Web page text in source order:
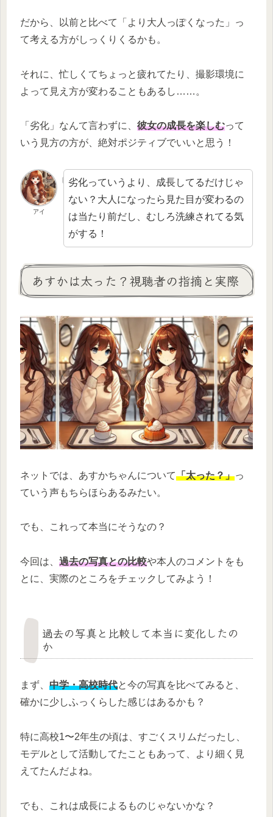
だから、以前と比べて「より大人っぽくなった」っ
て考える方がしっくりくるかも。
それに、忙しくてちょっと疲れてたり、撮影環境に
よって見え方が変わることもあるし……。
「劣化」なんて言わずに、 彼女の成長を楽しむって
いう見方の方が、絶対ポジティブでいいと思う！
アイ
劣化っていうより、成長してるだけじゃ
ない？大人になったら見た目が変わるの
は当たり前だし、むしろ洗練されてる気
がする！
あすかは太った？視聴者の指摘と実際
ネットでは、あすかちゃんについて「太った？」っ
ていう声もちらほらあるみたい。
でも、これって本当にそうなの？
今回は、 過去の写真との比較や本人のコメントをも
とに、実際のところをチェックしてみよう！
過去の写真と比較して本当に変化したの
か
まず、 中学・高校時代と今の写真を比べてみると、
確かに少しふっくらした感じはあるかも？
特に高校1〜2年生の頃は、すごくスリムだったし、
モデルとして活動してたこともあって、より細く見
えてたんだよね。
でも、これは成長によるものじゃないかな？